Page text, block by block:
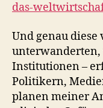
das-
Und genau diese
Institutionen –
Politikern,
planen meiner